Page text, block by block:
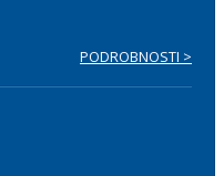
PODROBNOSTI >